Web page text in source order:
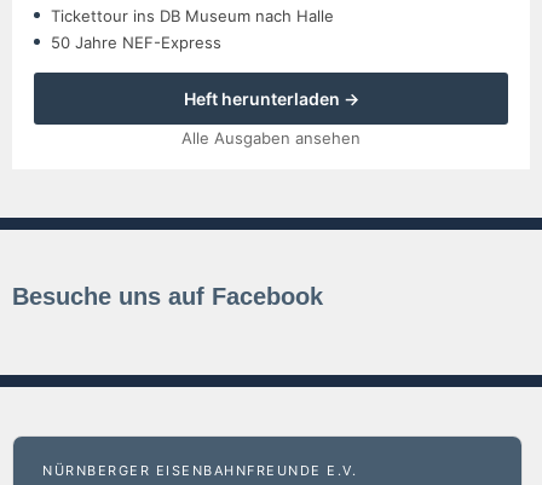
Tickettour ins DB Museum nach Halle
50 Jahre NEF-Express
Heft herunterladen →
Alle Ausgaben ansehen
Besuche uns auf Facebook
NÜRNBERGER EISENBAHNFREUNDE E.V.